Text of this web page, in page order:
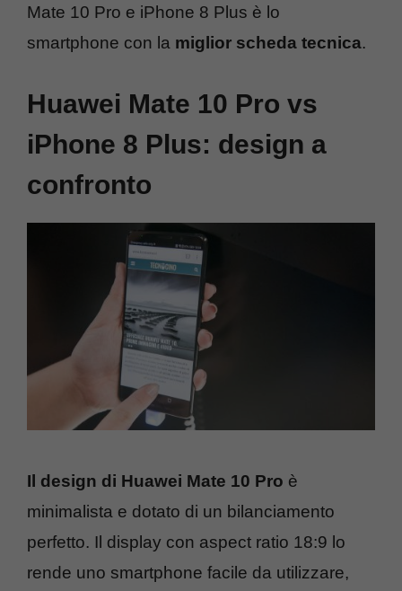
Mate 10 Pro e iPhone 8 Plus è lo
smartphone con la miglior scheda tecnica.
Huawei Mate 10 Pro vs
iPhone 8 Plus: design a
confronto
Il design di Huawei Mate 10 Pro è
minimalista e dotato di un bilanciamento
perfetto. Il display con aspect ratio 18:9 lo
rende uno smartphone facile da utilizzare,